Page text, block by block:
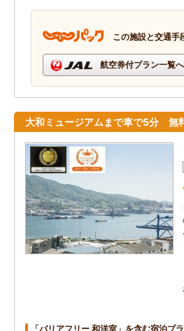
この施設と交通手
航空券付プラン一覧へ
大和ミュージアムまで車で5分
「バリアフリー 和洋室」を含む宿泊プ